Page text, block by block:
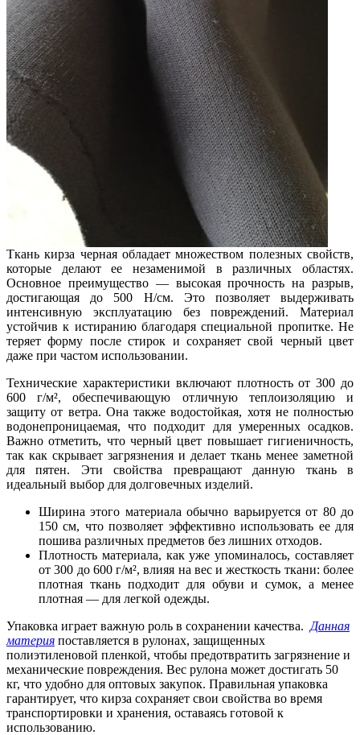
Ткань кирза черная обладает множеством полезных свойств,
которые делают ее незаменимой в различных областях.
Основное преимущество — высокая прочность на разрыв,
достигающая до 500 Н/см. Это позволяет выдерживать
интенсивную эксплуатацию без повреждений. Материал
устойчив к истиранию благодаря специальной пропитке. Не
теряет форму после стирок и сохраняет свой черный цвет
даже при частом использовании.
Технические характеристики включают плотность от 300 до
600 г/м², обеспечивающую отличную теплоизоляцию и
защиту от ветра. Она также водостойкая, хотя не полностью
водонепроницаемая, что подходит для умеренных осадков.
Важно отметить, что черный цвет повышает гигиеничность,
так как скрывает загрязнения и делает ткань менее заметной
для пятен. Эти свойства превращают данную ткань в
идеальный выбор для долговечных изделий.
Ширина этого материала обычно варьируется от 80 до
150 см, что позволяет эффективно использовать ее для
пошива различных предметов без лишних отходов.
Плотность материала, как уже упоминалось, составляет
от 300 до 600 г/м², влияя на вес и жесткость ткани: более
плотная ткань подходит для обуви и сумок, а менее
плотная — для легкой одежды.
Упаковка играет важную роль в сохранении качества. Данная
материя поставляется в рулонах, защищенных
полиэтиленовой пленкой, чтобы предотвратить загрязнение и
механические повреждения. Вес рулона может достигать 50
кг, что удобно для оптовых закупок. Правильная упаковка
гарантирует, что кирза сохраняет свои свойства во время
транспортировки и хранения, оставаясь готовой к
использованию.